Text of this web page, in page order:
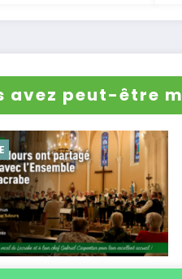
avez peut-être
COUTURE